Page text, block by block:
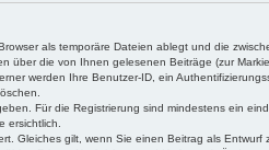
als temporäre Dateien ablegt und die
die von Ihnen gelesenen Beiträge (zur
werden Ihre Benutzer-ID, ein
Für die Registrierung sind mindestens ein
ersichtlich.
gilt, wenn Sie einen Beitrag als